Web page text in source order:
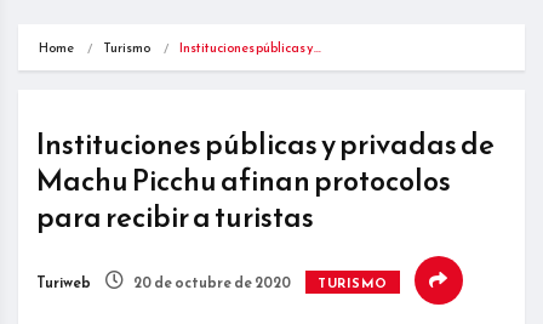
Home Turismo Instituciones públicas y…
Instituciones públicas y privadas de
Machu Picchu afinan protocolos
para recibir a turistas
Turiweb 20 de octubre de 2020 TURISMO